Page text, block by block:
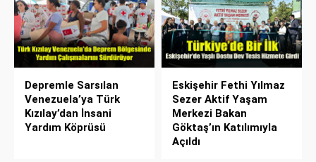
Depremle Sarsılan
Venezuela’ya Türk
Kızılay’dan İnsani
Yardım Köprüsü
Eskişehir Fethi Yılmaz
Sezer Aktif Yaşam
Merkezi Bakan
Göktaş’ın Katılımıyla
Açıldı